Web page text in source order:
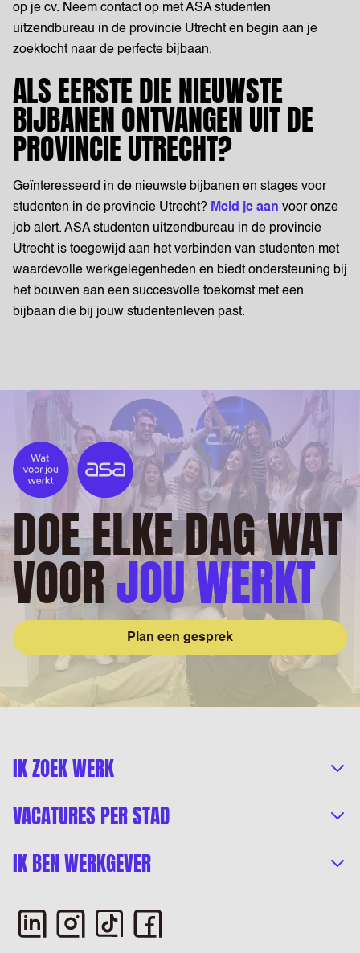
op je cv. Neem contact op met ASA studenten
uitzendbureau in de provincie Utrecht en begin aan je
zoektocht naar de perfecte bijbaan.
ALS EERSTE DIE NIEUWSTE
BIJBANEN ONTVANGEN UIT DE
PROVINCIE UTRECHT?
Geïnteresseerd in de nieuwste bijbanen en stages voor
studenten in de provincie Utrecht? Meld je aan voor onze
job alert. ASA studenten uitzendbureau in de provincie
Utrecht is toegewijd aan het verbinden van studenten met
waardevolle werkgelegenheden en biedt ondersteuning bij
het bouwen aan een succesvolle toekomst met een
bijbaan die bij jouw studentenleven past.
DOE ELKE DAG WAT
VOORJOU WERKT
Plan een gesprek
IK ZOEK WERK
VACATURES PER STAD
IK BEN WERKGEVER